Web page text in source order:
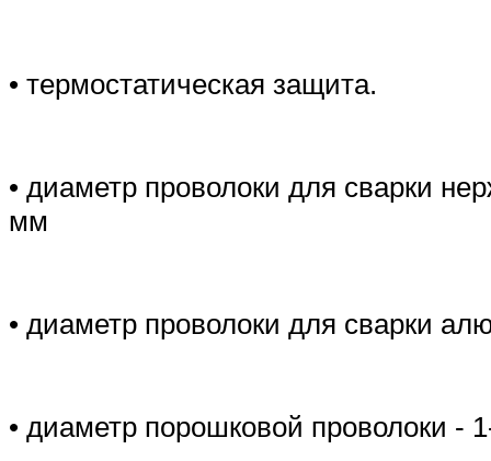
• термостатическая защита.
• диаметр проволоки для сварки
мм
• диаметр проволоки для сварки
• диаметр порошковой проволоки -